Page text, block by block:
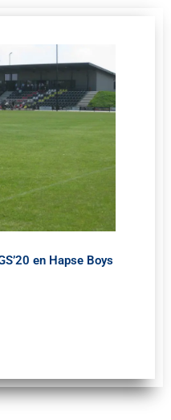
en Hapse Boys